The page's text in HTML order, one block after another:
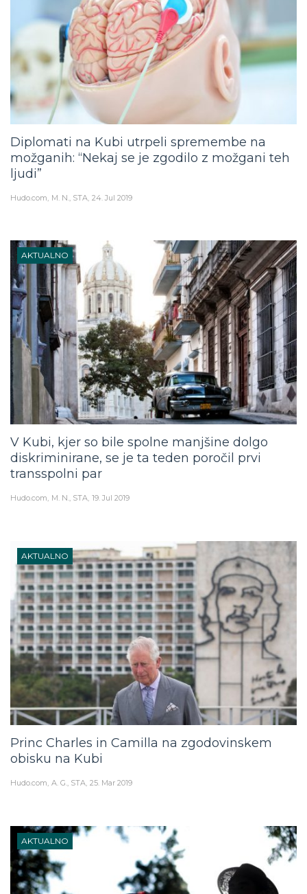
Diplomati na Kubi utrpeli spremembe na
možganih: “Nekaj se je zgodilo z možgani teh
ljudi”
Hudo.com M. N., STA 24. Jul 2019
AKTUALNO
V Kubi, kjer so bile spolne manjšine dolgo
diskriminirane, se je ta teden poročil prvi
transspolni par
Hudo.com M. N., STA 19. Jul 2019
AKTUALNO
Princ Charles in Camilla na zgodovinskem
obisku na Kubi
Hudo.com A. G., STA 25. Mar 2019
AKTUALNO